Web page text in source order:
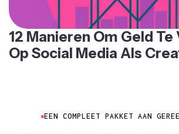
12 Manieren Om Geld
Op Social Media Als
EEN COMPLEET PAKKET AAN